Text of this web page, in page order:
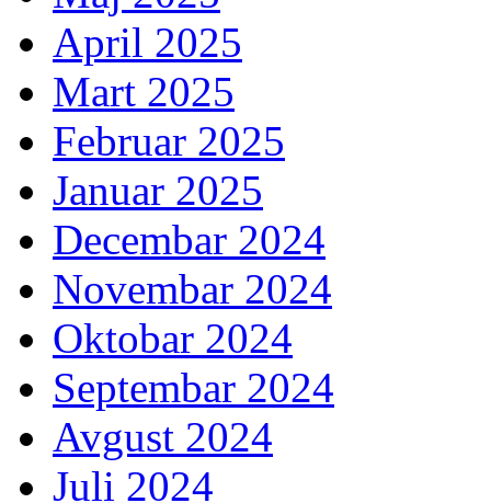
April 2025
Mart 2025
Februar 2025
Januar 2025
Decembar 2024
Novembar 2024
Oktobar 2024
Septembar 2024
Avgust 2024
Juli 2024